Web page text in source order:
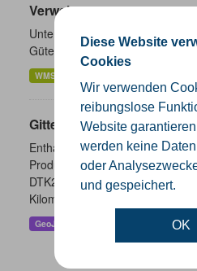
Diese Website
Cookies
Wir verwenden
reibungslose
Website
werden keine
oder
und gespeichert.
OK
Verwaltungsgrenzen
Unterschiedliche Ebenen der
Gütersloh
WMS
Gitternetze
Enthalten sind die Gitternetze/
Produkte: - DTK100 - DTK50 -
DTK25 - DOP10 - DGK5
Kilometerquadrat (GK3)...
GeoJSON